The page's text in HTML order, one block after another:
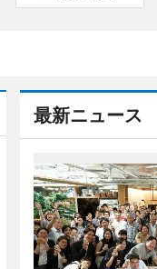
最新ニュース